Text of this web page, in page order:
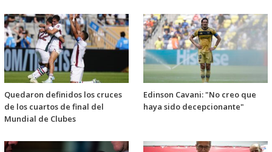
Quedaron definidos los cruces
de los cuartos de final del
Mundial de Clubes
Edinson Cavani: "No creo que
haya sido decepcionante"